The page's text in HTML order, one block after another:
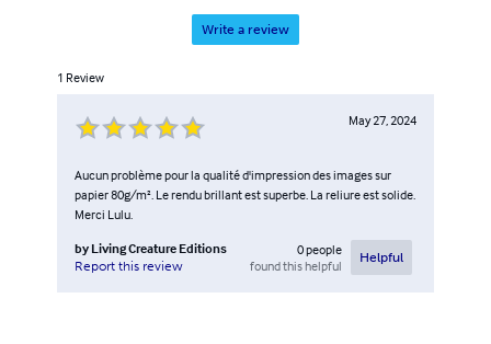
Write a review
1 Review
May 27, 2024
Aucun problème pour la qualité d'impression des images sur
papier 80g/m². Le rendu brillant est superbe. La reliure est solide.
Merci Lulu.
by Living Creature Editions
Report this review
0people
found this helpful
Helpful